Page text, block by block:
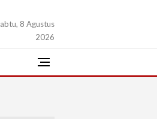
8 Agustus
2026